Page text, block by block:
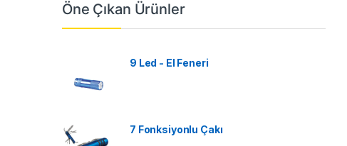
Öne Çıkan Ürünler
9 Led - El Feneri
7 Fonksiyonlu Çakı